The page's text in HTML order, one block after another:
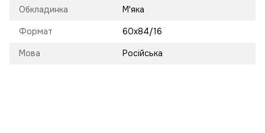
Обкладинка М'яка
Формат 60х84/16
Мова Російська